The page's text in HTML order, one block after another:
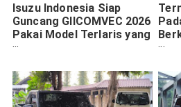
Isuzu Indonesia Siap
Guncang GIICOMVEC 2026
Pakai Model Terlaris yang
Lebih Nyaman!